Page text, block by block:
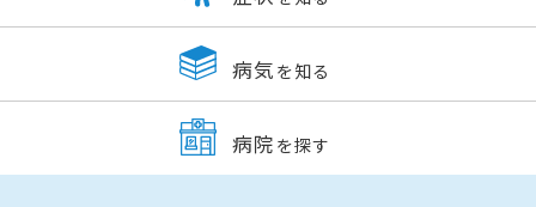
病気 を知る
病院 を探す